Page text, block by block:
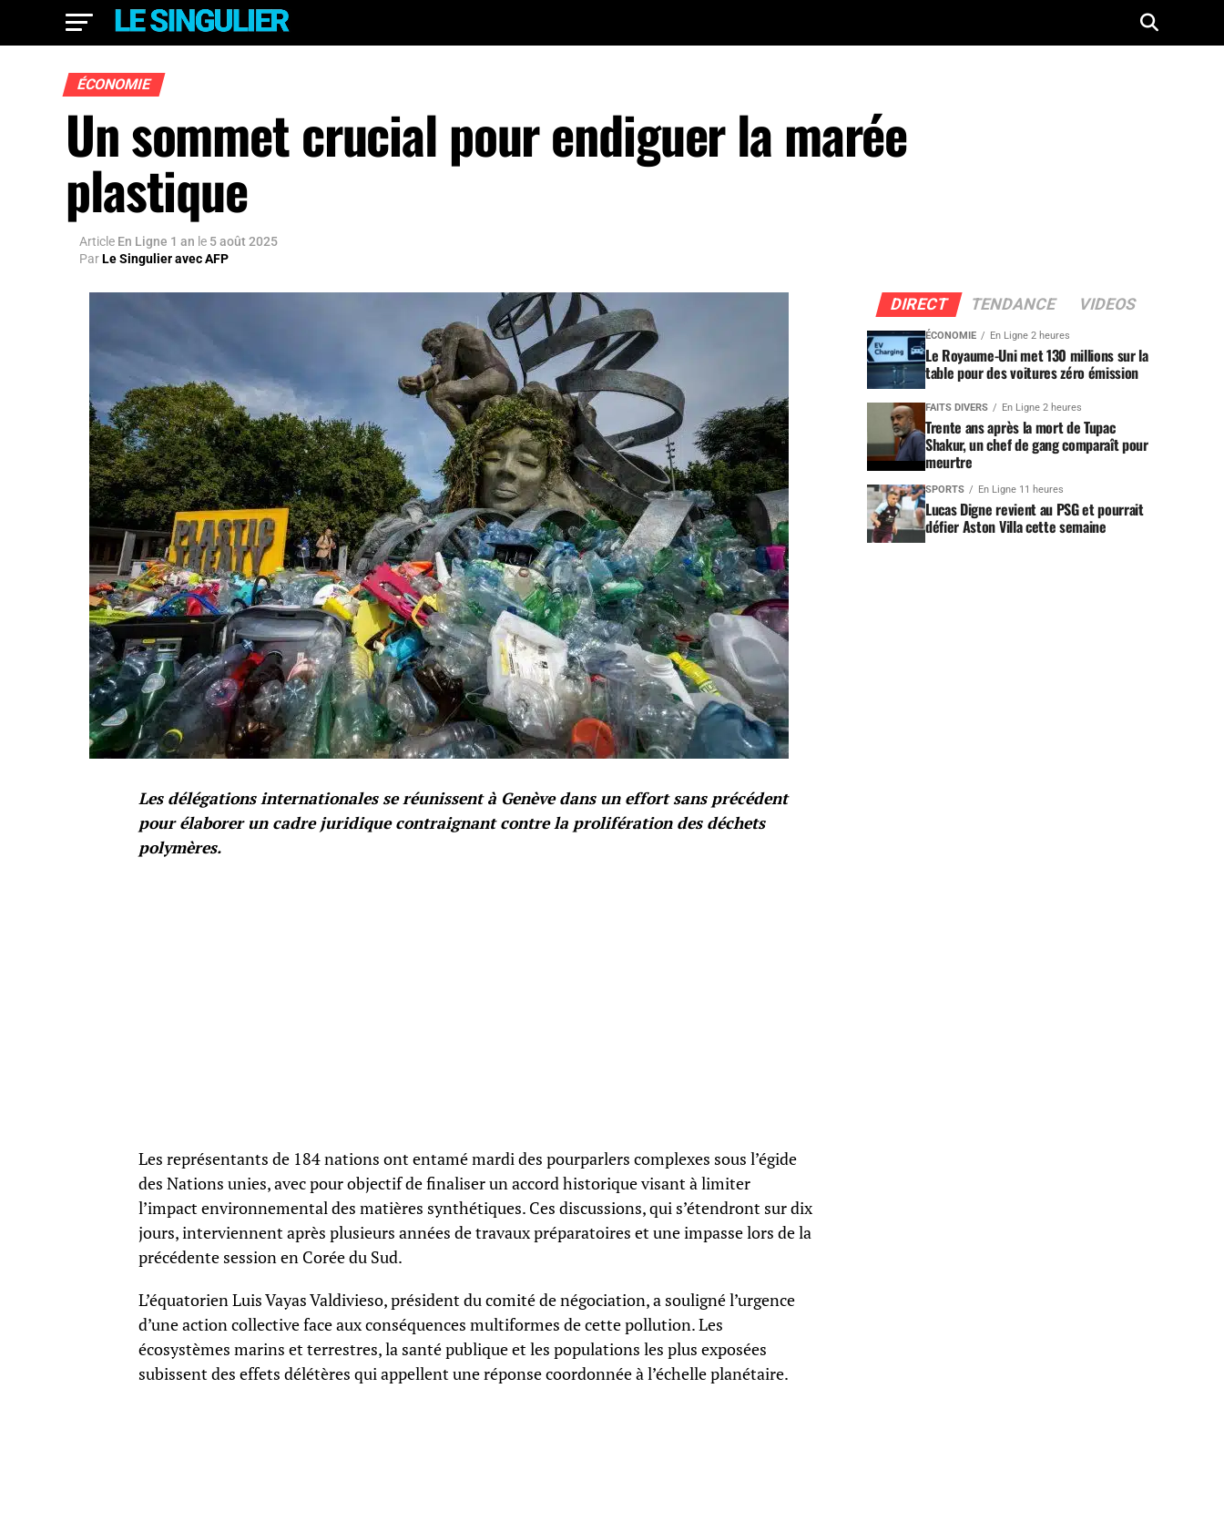
ÉCONOMIE
Un sommet crucial pour endiguer la marée
plastique
Article En Ligne 1 an le 5 août 2025
ParLe Singulier avec AFP
Les délégations internationales se réunissent à Genève dans un effort sans précédent
pour élaborer un cadre juridique contraignant contre la prolifération des déchets
polymères.
Les représentants de 184 nations ont entamé mardi des pourparlers complexes sous l’égide
des Nations unies, avec pour objectif de finaliser un accord historique visant à limiter
l’impact environnemental des matières synthétiques. Ces discussions, qui s’étendront sur dix
jours, interviennent après plusieurs années de travaux préparatoires et une impasse lors de la
précédente session en Corée du Sud.
L’équatorien Luis Vayas Valdivieso, président du comité de négociation, a souligné l’urgence
d’une action collective face aux conséquences multiformes de cette pollution. Les
écosystèmes marins et terrestres, la santé publique et les populations les plus exposées
subissent des effets délétères qui appellent une réponse coordonnée à l’échelle planétaire.
DIRECT TENDANCE VIDEOS
ÉCONOMIE En Ligne 2 heures
Le Royaume-Uni met 130 millions sur la
table pour des voitures zéro émission
FAITS DIVERS En Ligne 2 heures
Trente ans après la mort de Tupac
Shakur, un chef de gang comparaît pour
meurtre
SPORTS En Ligne 11 heures
Lucas Digne revient au PSG et pourrait
défier Aston Villa cette semaine